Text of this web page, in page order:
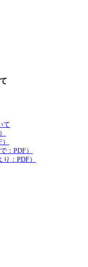
て
：PDF）
：PDF）